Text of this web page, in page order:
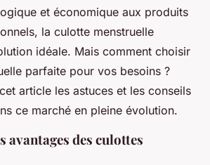
et économique aux produits
la culotte menstruelle
idéale. Mais comment choisir
parfaite pour vos besoins ?
article les astuces et les conseils
ce marché en pleine évolution.
avantages des culottes